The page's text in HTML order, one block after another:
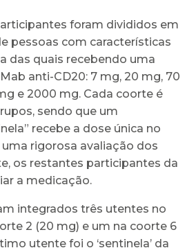
foram divididos em
pessoas com características
das quais recebendo uma
anti-CD20: 7 mg, 20 mg, 70
e 2000 mg. Cada coorte é
sendo que um
recebe a dose única no
rigorosa avaliação dos
os restantes participantes da
a medicação.
integrados três utentes no
2 (20 mg) e um na coorte 6
utente foi o ‘sentinela’ da